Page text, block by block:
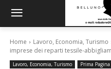
Home Lavoro, Economia, Turismo
imprese dei reparti tessile-
Lavoro, Economia, Turismo Prima Pagina